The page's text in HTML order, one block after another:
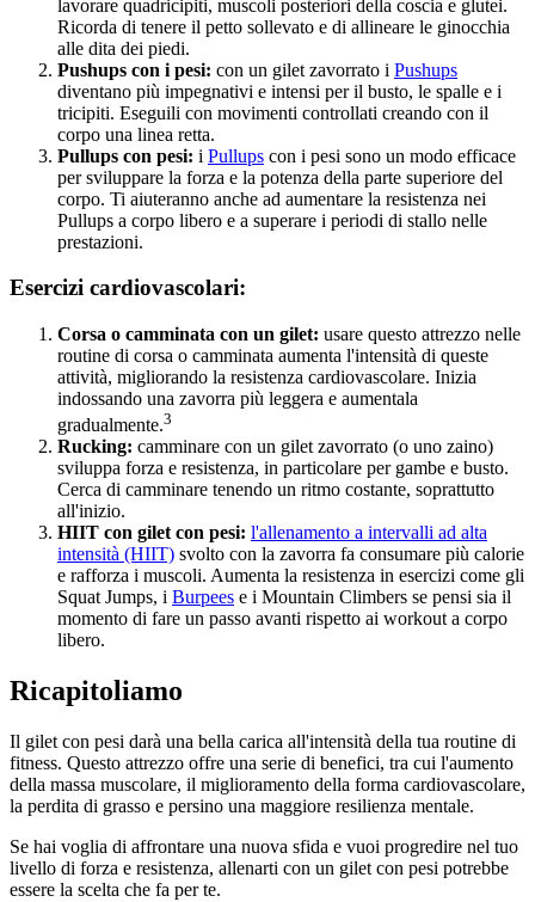
lavorare quadricipiti, muscoli posteriori della coscia e glutei.
Ricorda di tenere il petto sollevato e di allineare le ginocchia
alle dita dei piedi.
Pushups con i pesi: con un gilet zavorrato i Pushups
diventano più impegnativi e intensi per il busto, le spalle e i
tricipiti. Eseguili con movimenti controllati creando con il
corpo una linea retta.
Pullups con pesi: i Pullups con i pesi sono un modo efficace
per sviluppare la forza e la potenza della parte superiore del
corpo. Ti aiuteranno anche ad aumentare la resistenza nei
Pullups a corpo libero e a superare i periodi di stallo nelle
prestazioni.
Esercizi cardiovascolari:
Corsa o camminata con un gilet: usare questo attrezzo nelle
routine di corsa o camminata aumenta l'intensità di queste
attività, migliorando la resistenza cardiovascolare. Inizia
indossando una zavorra più leggera e aumentala
gradualmente.3
Rucking: camminare con un gilet zavorrato (o uno zaino)
sviluppa forza e resistenza, in particolare per gambe e busto.
Cerca di camminare tenendo un ritmo costante, soprattutto
all'inizio.
HIIT con gilet con pesi: l'allenamento a intervalli ad alta
intensità (HIIT) svolto con la zavorra fa consumare più calorie
e rafforza i muscoli. Aumenta la resistenza in esercizi come gli
Squat Jumps, i Burpees e i Mountain Climbers se pensi sia il
momento di fare un passo avanti rispetto ai workout a corpo
libero.
Ricapitoliamo
Il gilet con pesi darà una bella carica all'intensità della tua routine di
fitness. Questo attrezzo offre una serie di benefici, tra cui l'aumento
della massa muscolare, il miglioramento della forma cardiovascolare,
la perdita di grasso e persino una maggiore resilienza mentale.
Se hai voglia di affrontare una nuova sfida e vuoi progredire nel tuo
livello di forza e resistenza, allenarti con un gilet con pesi potrebbe
essere la scelta che fa per te.